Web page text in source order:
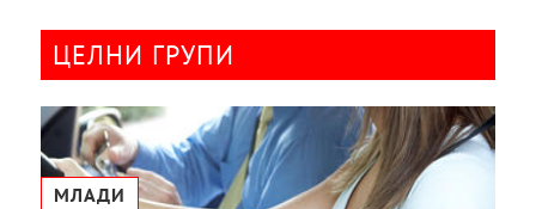
ЦЕЛНИ ГРУПИ
МЛАДИ